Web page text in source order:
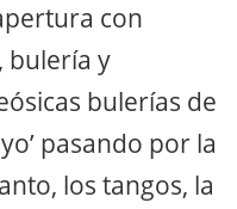
con
bulería y
bulerías de
pasando por la
los tangos, la